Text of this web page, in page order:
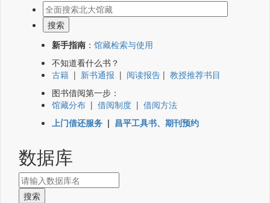
新手指南 ： 馆藏检索与使用
不知道看什么书？
古籍 | 新书通报 | 阅读报告 | 教授推荐书目
图书借阅第一步：
馆藏分布 | 借阅制度 | 借阅方法
上门借还服务 | 昌平工具书、期刊预约
数据库